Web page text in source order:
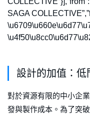
SAGA
設計的加值：
對於資源有限的中小企
發與製作成本。為了突